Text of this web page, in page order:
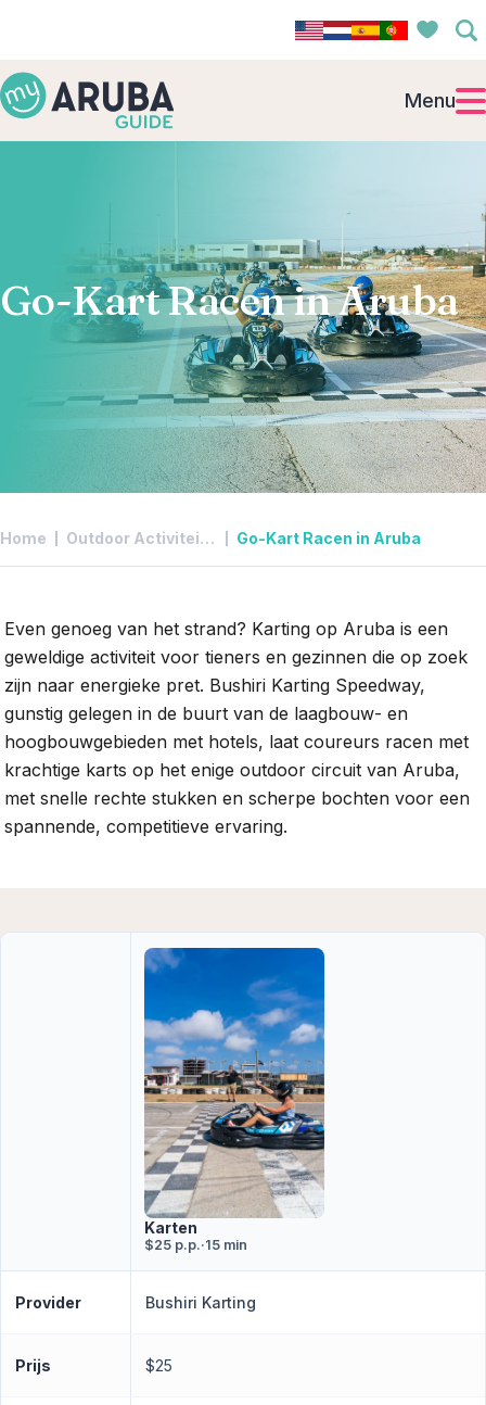
Menu
Go-Kart Racen in Aruba
Home Outdoor Activiteiten in Aruba Go-Kart Racen in Aruba
Even genoeg van het strand? Karting op Aruba is een
geweldige activiteit voor tieners en gezinnen die op zoek
zijn naar energieke pret. Bushiri Karting Speedway,
gunstig gelegen in de buurt van de laagbouw- en
hoogbouwgebieden met hotels, laat coureurs racen met
krachtige karts op het enige outdoor circuit van Aruba,
met snelle rechte stukken en scherpe bochten voor een
spannende, competitieve ervaring.
Karten
$25 p.p.·15 min
Provider Bushiri Karting
Prijs $25